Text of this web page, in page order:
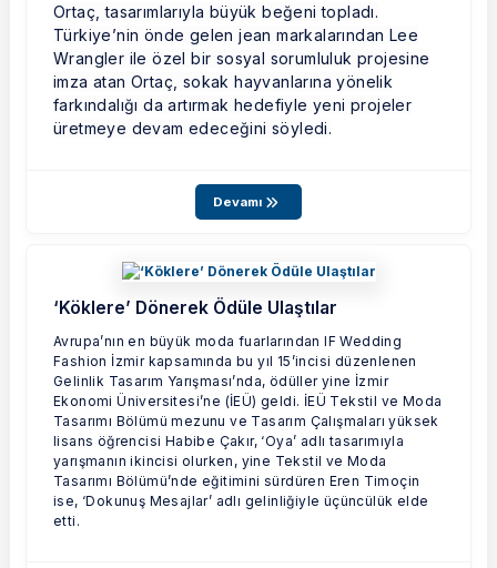
Ortaç, tasarımlarıyla büyük beğeni topladı.
Türkiye’nin önde gelen jean markalarından Lee
Wrangler ile özel bir sosyal sorumluluk projesine
imza atan Ortaç, sokak hayvanlarına yönelik
farkındalığı da artırmak hedefiyle yeni projeler
üretmeye devam edeceğini söyledi.
Devamı
‘Köklere’ Dönerek Ödüle Ulaştılar
Avrupa’nın en büyük moda fuarlarından IF Wedding
Fashion İzmir kapsamında bu yıl 15’incisi düzenlenen
Gelinlik Tasarım Yarışması’nda, ödüller yine İzmir
Ekonomi Üniversitesi’ne (İEÜ) geldi. İEÜ Tekstil ve Moda
Tasarımı Bölümü mezunu ve Tasarım Çalışmaları yüksek
lisans öğrencisi Habibe Çakır, ‘Oya’ adlı tasarımıyla
yarışmanın ikincisi olurken, yine Tekstil ve Moda
Tasarımı Bölümü’nde eğitimini sürdüren Eren Timoçin
ise, ‘Dokunuş Mesajlar’ adlı gelinliğiyle üçüncülük elde
etti.